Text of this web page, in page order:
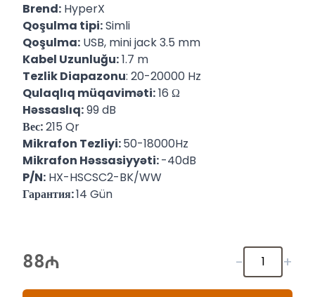
Brend: HyperX
Qoşulma tipi:Simli
Qoşulma: USB, mini jack 3.5 mm
Kabel Uzunluğu:1.7 m
Tezlik Diapazonu: 20-20000 Hz
Qulaqlıq müqaviməti:16 Ω
Həssaslıq:99 dB
Вес:215 Qr
Mikrafon Tezliyi:50-18000Hz
Mikrafon Həssasiyyəti:-40dB
P/N: HX-HSCSC2-BK/WW
Гарантия:14 Gün
88 - +